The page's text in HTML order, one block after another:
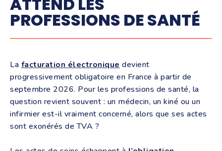
PROFESSIONS DE SANTÉ
La facturation électronique devient
progressivement obligatoire en France à partir de
septembre 2026. Pour les professions de santé, la
question revient souvent : un médecin, un kiné ou un
infirmier est-il vraiment concerné, alors que ses actes
sont exonérés de TVA ?